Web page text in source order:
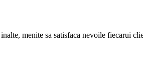
menite sa satisfaca nevoile fiecarui